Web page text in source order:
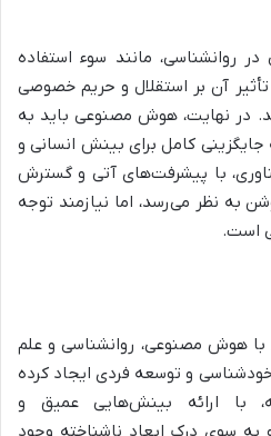
روانشناسی، مانند سوء استفاده
آن بر استقلال و حریم خصوصی
در نهایت، هوش مصنوعی باید به
جایگزینی کامل برای بینش انسانی و
با پیشرفت‌های آتی و گسترش
به نظر می‌رسد، اما نیازمند توجه
است.
هوش مصنوعی، روانشناسی و علم
و توسعه فردی ایجاد کرده
با ارائه بینش‌هایی عمیق و
سوی درک ابعاد ناشناخته وجود